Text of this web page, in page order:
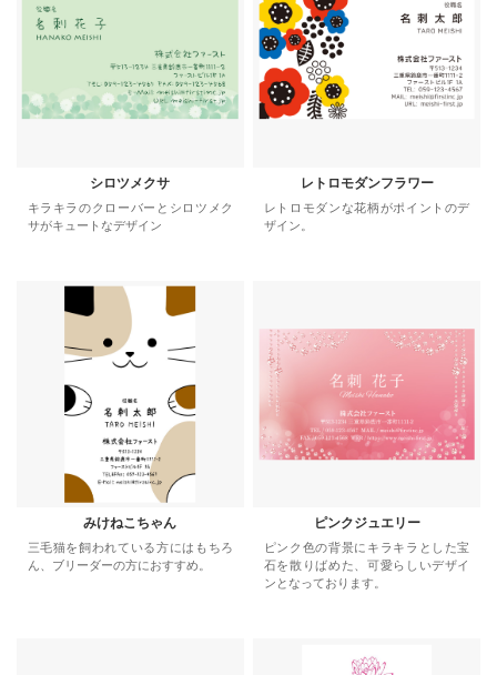
シロツメクサ
キラキラのクローバーとシロツメク
サがキュートなデザイン
レトロモダンフラワー
レトロモダンな花柄がポイントのデ
ザイン。
みけねこちゃん
三毛猫を飼われている方にはもちろ
ん、ブリーダーの方におすすめ。
ピンクジュエリー
ピンク色の背景にキラキラとした宝
石を散りばめた、可愛らしいデザイ
ンとなっております。